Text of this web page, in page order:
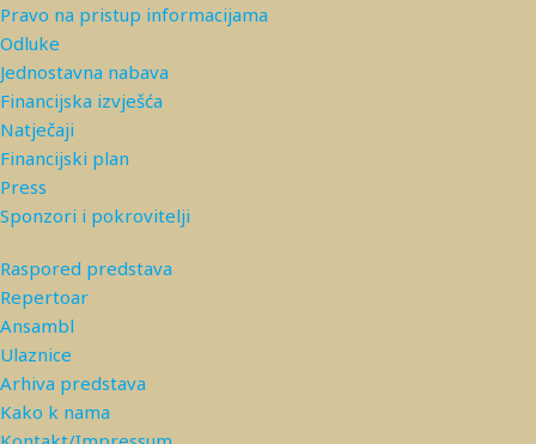
Pravo na pristup informacijama
Odluke
Jednostavna nabava
Financijska izvješća
Natječaji
Financijski plan
Press
Sponzori i pokrovitelji
Raspored predstava
Repertoar
Ansambl
Ulaznice
Arhiva predstava
Kako k nama